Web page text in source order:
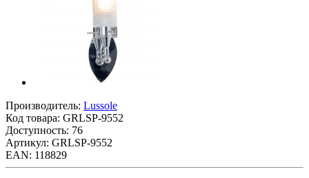
Производитель: Lussole
Код товара: GRLSP-9552
Доступность: 76
Артикул: GRLSP-9552
EAN: 118829